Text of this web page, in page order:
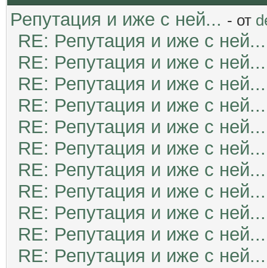
Репутация и иже с ней... - от
RE: Репутация и иже с ней...
RE: Репутация и иже с ней...
RE: Репутация и иже с ней...
RE: Репутация и иже с ней...
RE: Репутация и иже с ней...
RE: Репутация и иже с ней...
RE: Репутация и иже с ней...
RE: Репутация и иже с ней...
RE: Репутация и иже с ней...
RE: Репутация и иже с ней...
RE: Репутация и иже с ней...